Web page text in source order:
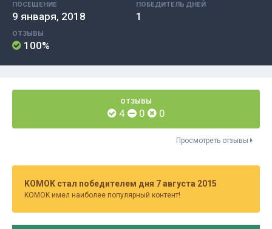
ПОСЕЩЕНИЕ
9 января, 2018
ПОБЕДИТЕЛЬ ДНЕЙ
1
ОТЗЫВЫ
100%
ОТЗЫВЫ
4 0 0
Просмотреть отзывы
KOMOK стал победителем дня 7 августа 2015
KOMOK имел наиболее популярный контент!